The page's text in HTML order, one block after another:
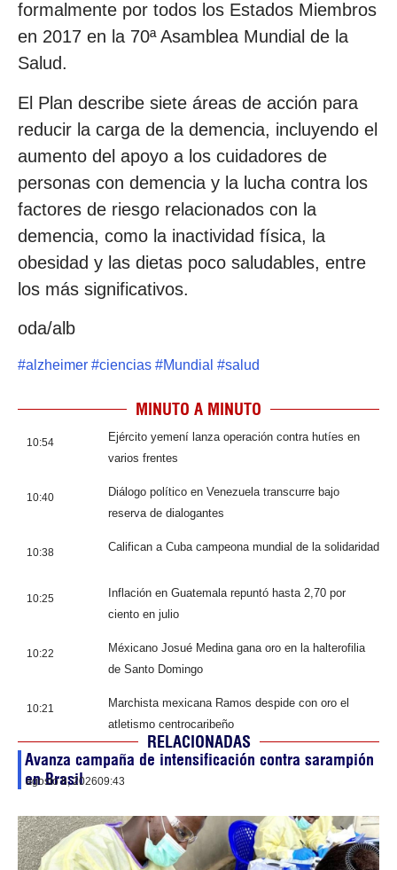
formalmente por todos los Estados Miembros
en 2017 en la 70ª Asamblea Mundial de la
Salud.
El Plan describe siete áreas de acción para
reducir la carga de la demencia, incluyendo el
aumento del apoyo a los cuidadores de
personas con demencia y la lucha contra los
factores de riesgo relacionados con la
demencia, como la inactividad física, la
obesidad y las dietas poco saludables, entre
los más significativos.
oda/alb
#alzheimer #ciencias #Mundial #salud
MINUTO A MINUTO
10:54
Ejército yemení lanza operación contra hutíes en
varios frentes
10:40
Diálogo político en Venezuela transcurre bajo
reserva de dialogantes
10:38 Califican a Cuba campeona mundial de la solidaridad
10:25
Inflación en Guatemala repuntó hasta 2,70 por
ciento en julio
10:22
Méxicano Josué Medina gana oro en la halterofilia
de Santo Domingo
10:21
Marchista mexicana Ramos despide con oro el
atletismo centrocaribeño
RELACIONADAS
Avanza campaña de intensificación contra sarampión
en Brasil
agosto 8, 202609:43